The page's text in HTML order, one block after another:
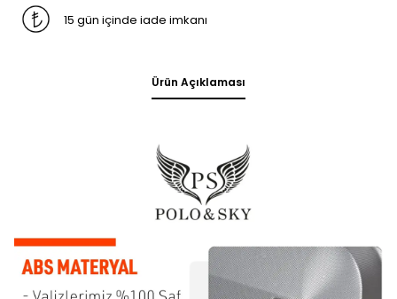
15 gün içinde iade imkanı
Ürün Açıklaması